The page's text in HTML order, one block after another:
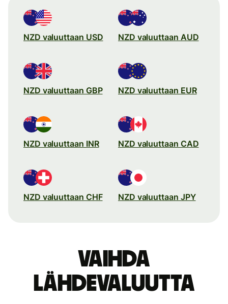
NZD valuuttaan USD NZD valuuttaan AUD
NZD valuuttaan GBP NZD valuuttaan EUR
NZD valuuttaan INR NZD valuuttaan CAD
NZD valuuttaan CHF NZD valuuttaan JPY
Vaihda
lähdevaluutta